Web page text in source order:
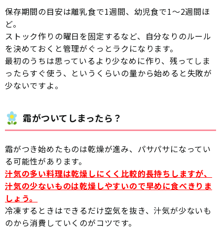
保存期間の目安は離乳食で1週間、幼児食で1〜2週間ほ
ど。
ストック作りの曜日を固定するなど、自分なりのルール
を決めておくと管理がぐっとラクになります。
最初のうちは思っているより少なめに作り、残ってしま
ったらすぐ使う、というくらいの量から始めると失敗が
少ないですよ。
霜がついてしまったら？
霜がつき始めたものは乾燥が進み、パサパサになってい
る可能性があります。
汁気の多い料理は乾燥しにくく比較的長持ちしますが、
汁気の少ないものは乾燥しやすいので早めに食べきりま
しょう。
冷凍するときはできるだけ空気を抜き、汁気が少ないも
のから消費していくのがコツです。